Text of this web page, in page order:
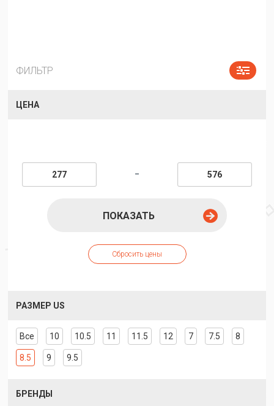
ФИЛЬТР
ЦЕНА
-
ПОКАЗАТЬ
РАЗМЕР US
Все 10 10.5 11 11.5 12 7 7.5 8
8.5 9 9.5
БРЕНДЫ